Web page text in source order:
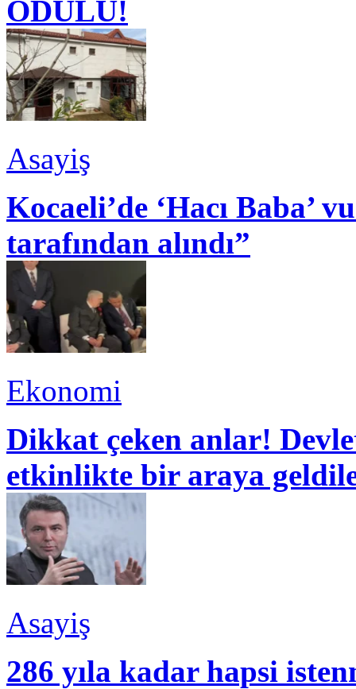
ÖDÜLÜ!
Asayiş
Kocaeli’de ‘Hacı Baba’
tarafından alındı”
Ekonomi
Dikkat çeken anlar!
etkinlikte bir araya
Asayiş
286 yıla kadar hapsi